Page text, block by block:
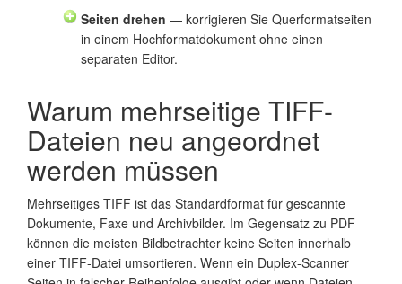
Seiten drehen — korrigieren Sie Querformatseiten
in einem Hochformatdokument ohne einen
separaten Editor.
Warum mehrseitige TIFF-
Dateien neu angeordnet
werden müssen
Mehrseitiges TIFF ist das Standardformat für gescannte
Dokumente, Faxe und Archivbilder. Im Gegensatz zu PDF
können die meisten Bildbetrachter keine Seiten innerhalb
einer TIFF-Datei umsortieren. Wenn ein Duplex-Scanner